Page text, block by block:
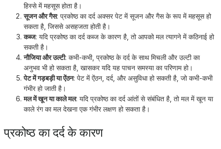
हिस्से में महसूस होता है।
सूजन और गैस: प्रकोष्ठ का दर्द अक्सर पेट में सूजन और गैस के रूप में महसूस हो
सकता है, जिससे असहजता होती है।
कब्ज: यदि प्रकोष्ठ का दर्द कब्ज के कारण है, तो आपको मल त्यागने में कठिनाई हो
सकती है।
नौजिया और उल्टी: कभी-कभी, प्रकोष्ठ के दर्द के साथ मिचली और उल्टी का
अनुभव भी हो सकता है, खासकर यदि यह पाचन समस्या का परिणाम हो।
पेट में गड़बड़ी या ऐंठन: पेट में ऐंठन, दर्द, और असुविधा हो सकती है, जो कभी-कभी
गंभीर हो जाती है।
मल में खून या काले मल: यदि प्रकोष्ठ का दर्द आंतों से संबंधित है, तो मल में खून या
काले रंग का मल देखना एक गंभीर लक्षण हो सकता है।
प्रकोष्ठ का दर्द के कारण